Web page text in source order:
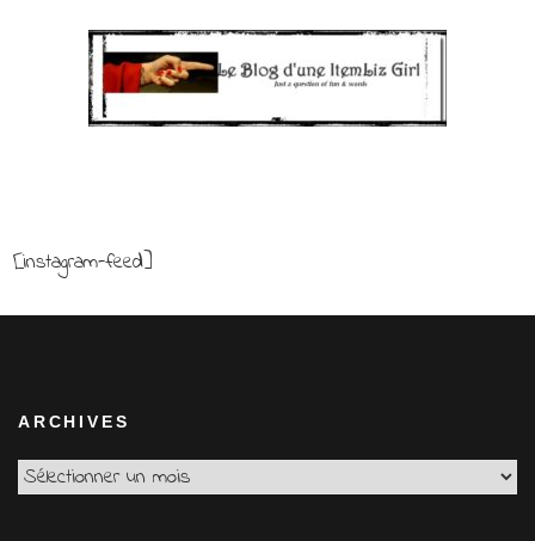
[instagram-feed]
ARCHIVES
Archives